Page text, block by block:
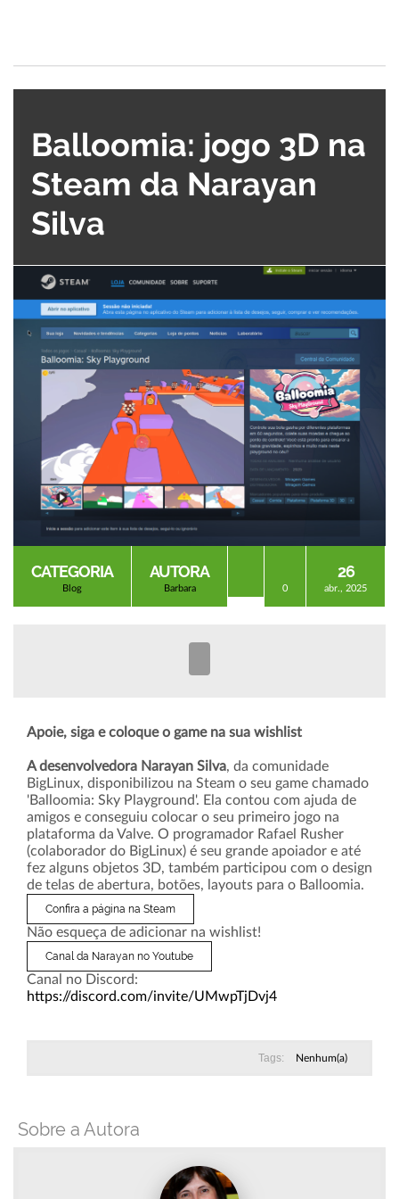
Balloomia: jogo 3D na
Steam da Narayan
Silva
CATEGORIA
Blog
AUTORA
Barbara 0
26
abr., 2025
Apoie, siga e coloque o game na sua wishlist
A desenvolvedora Narayan Silva, da comunidade
BigLinux, disponibilizou na Steam o seu game chamado
'Balloomia: Sky Playground'. Ela contou com ajuda de
amigos e conseguiu colocar o seu primeiro jogo na
plataforma da Valve. O programador Rafael Rusher
(colaborador do BigLinux) é seu grande apoiador e até
fez alguns objetos 3D, também participou com o design
de telas de abertura, botões, layouts para o Balloomia.
Confira a página na Steam
Não esqueça de adicionar na wishlist!
Canal da Narayan no Youtube
Canal no Discord:
https://discord.com/invite/UMwpTjDvj4
Tags: Nenhum(a)
Sobre a Autora